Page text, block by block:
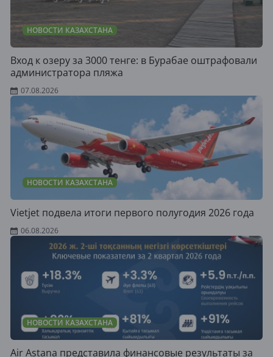
НОВОСТИ КАЗАХСТАНА
Вход к озеру за 3000 тенге: в Бурабае оштрафовали
администратора пляжа
07.08.2026
НОВОСТИ КАЗАХСТАНА
Vietjet подвела итоги первого полугодия 2026 года
06.08.2026
НОВОСТИ КАЗАХСТАНА
Air Astana представила финансовые результаты за